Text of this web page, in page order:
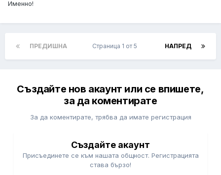
Именно!
ПРЕДИШНА НАПРЕД
Страница 1 от 5
Създайте нов акаунт или се впишете,
за да коментирате
За да коментирате, трябва да имате регистрация
Създайте акаунт
Присъединете се към нашата общност. Регистрацията
става бързо!